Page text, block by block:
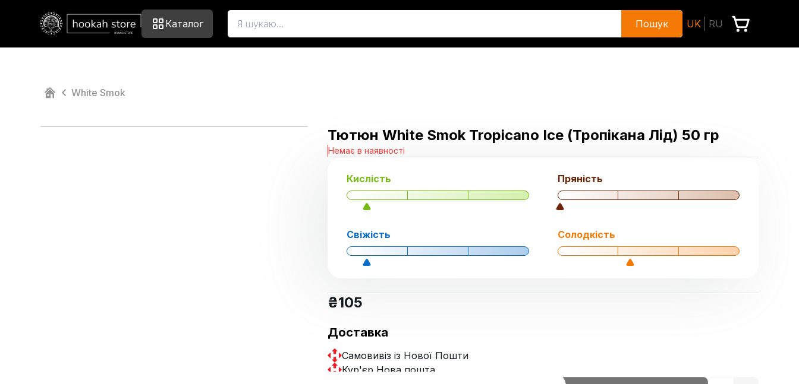
Каталог Пошук UK RU
White Smok
Тютюн White Smok Tropicano Ice (Тропікана Лід) 50 гр
Немає в наявності
Кислість Пряність
Свіжість Солодкість
₴105
Доставка
Самовивіз із Нової Пошти
Кур'єр Нова пошта